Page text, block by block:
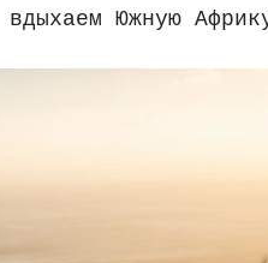
вдыхаем Южную